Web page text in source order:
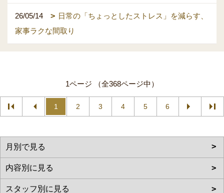
26/05/14
日常の「ちょっとしたストレス」を減らす、
家事ラクな間取り
1ページ （全368ページ中）
1 2 3 4 5 6